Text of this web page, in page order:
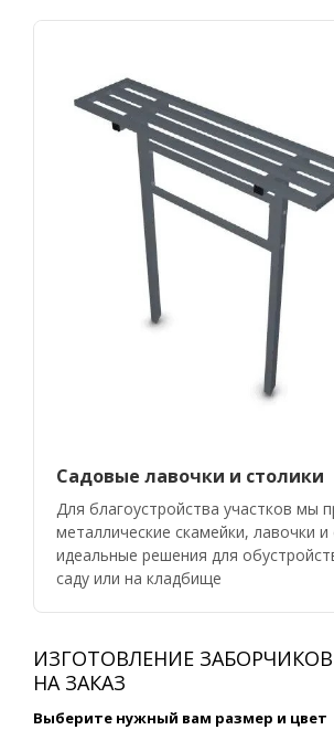
Садовые лавочки и столики
Для благоустройства участков мы
металлические скамейки, лавочки и
идеальные решения для
саду или на кладбище
ИЗГОТОВЛЕНИЕ
НА ЗАКАЗ
Выберите нужный вам размер и цвет